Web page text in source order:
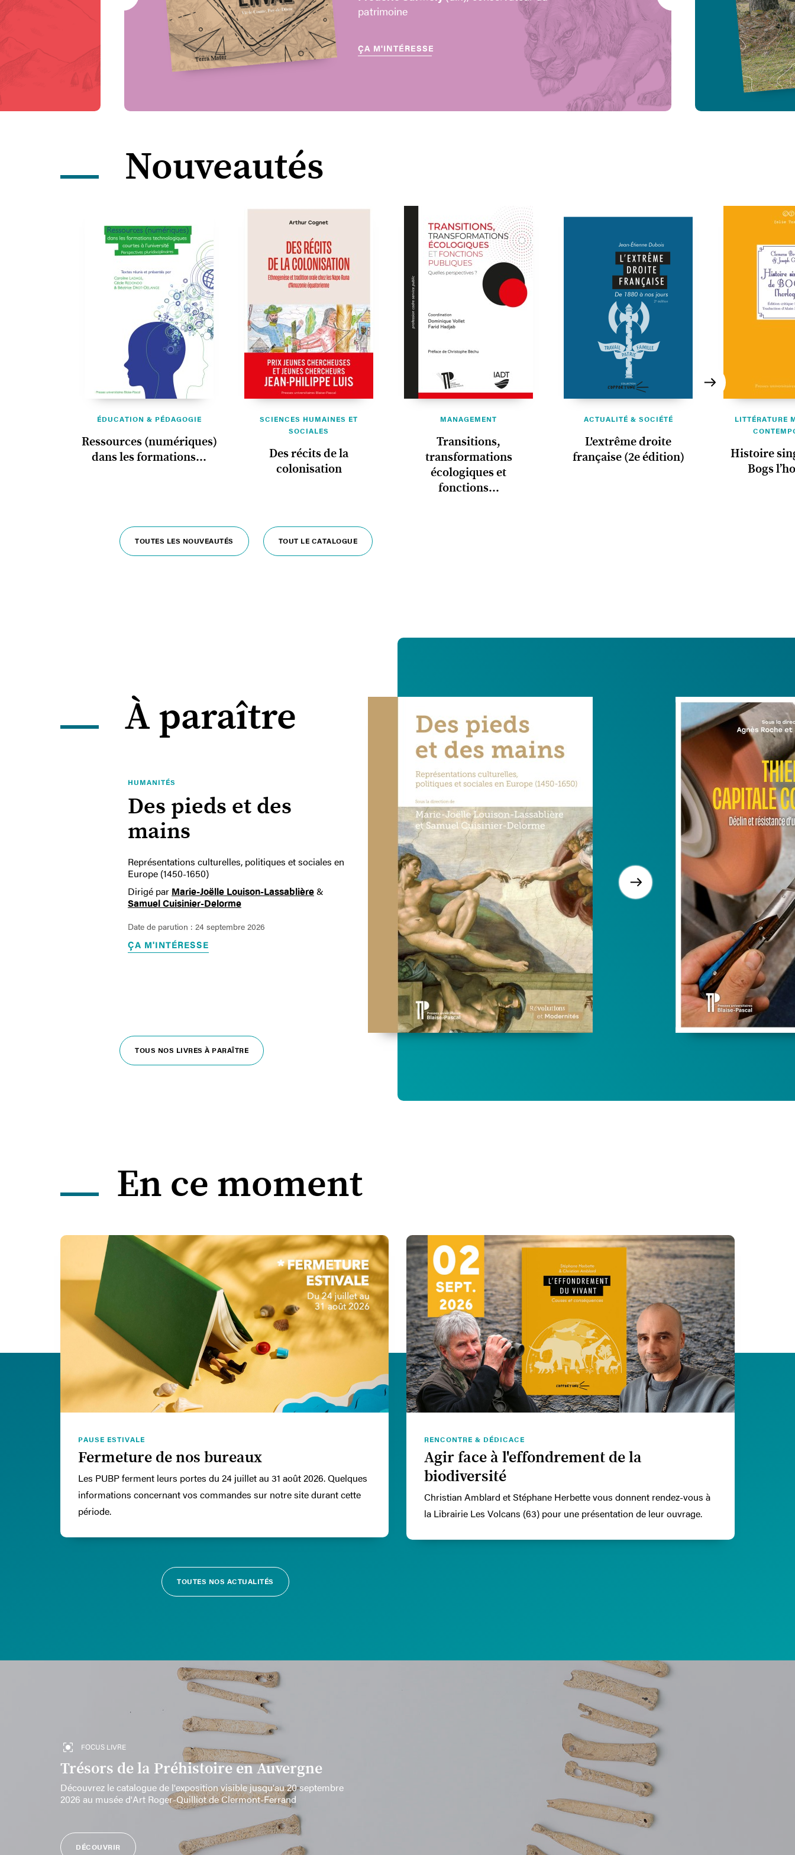
patrimoine
ÇA M'INTÉRESSE
Nouveautés
ÉDUCATION & PÉDAGOGIE
Ressources (numériques)
dans les formations...
SCIENCES HUMAINES ET
SOCIALES
Des récits de la
colonisation
MANAGEMENT
Transitions,
transformations
écologiques et
fonctions...
ACTUALITÉ & SOCIÉTÉ
L'extrême droite
française (2e édition)
LITTÉRATURE
Histoire
Bogs
TOUTES LES NOUVEAUTÉS TOUT LE CATALOGUE
À paraître
HUMANITÉS
Des pieds et des
mains
Représentations culturelles, politiques et sociales en
Europe (1450-1650)
Dirigé par Marie-Joëlle Louison-Lassablière&
Samuel Cuisinier-Delorme
Date de parution : 24 septembre 2026
ÇA M'INTÉRESSE
TOUS NOS LIVRES À PARAÎTRE
En ce moment
PAUSE ESTIVALE
Fermeture de nos bureaux
Les PUBP ferment leurs portes du 24 juillet au 31 août 2026. Quelques
informations concernant vos commandes sur notre site durant cette
période.
RENCONTRE & DÉDICACE
Agir face à l'effondrement de la
biodiversité
Christian Amblard et Stéphane Herbette vous donnent rendez-vous à
la Librairie Les Volcans (63) pour une présentation de leur ouvrage.
TOUTES NOS ACTUALITÉS
FOCUS LIVRE
Trésors de la Préhistoire en Auvergne
Découvrez le catalogue de l'exposition visible jusqu'au 20 septembre
2026 au musée d'Art Roger-Quilliot de Clermont-Ferrand
DÉCOUVRIR